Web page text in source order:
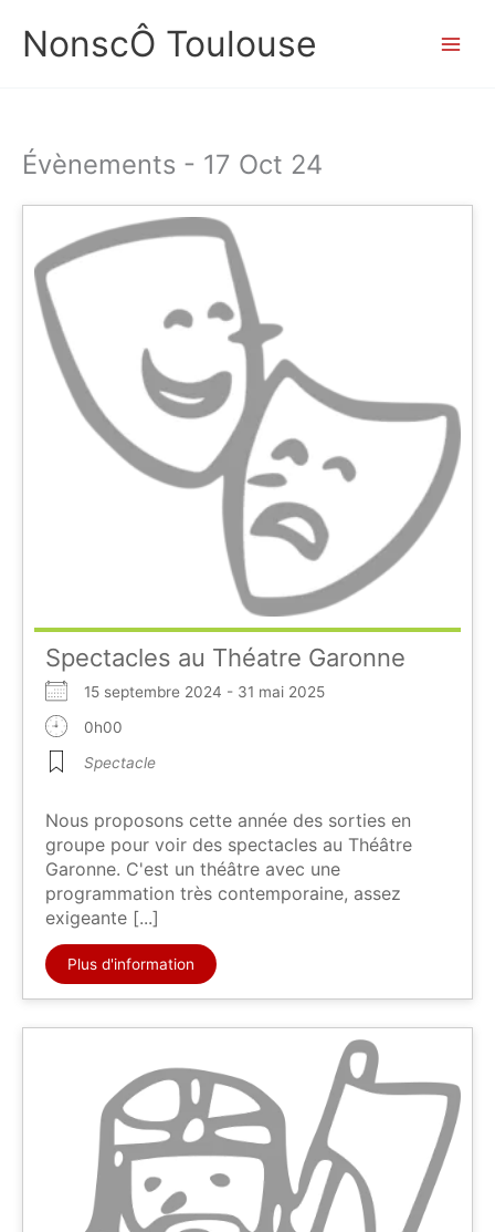
contenu
NonscÔ Toulouse
Évènements - 17 Oct 24
Spectacles au Théatre Garonne
15 septembre 2024 - 31 mai 2025
0h00
Spectacle
Nous proposons cette année des sorties en
groupe pour voir des spectacles au Théâtre
Garonne. C'est un théâtre avec une
programmation très contemporaine, assez
exigeante [...]
Plus d'information